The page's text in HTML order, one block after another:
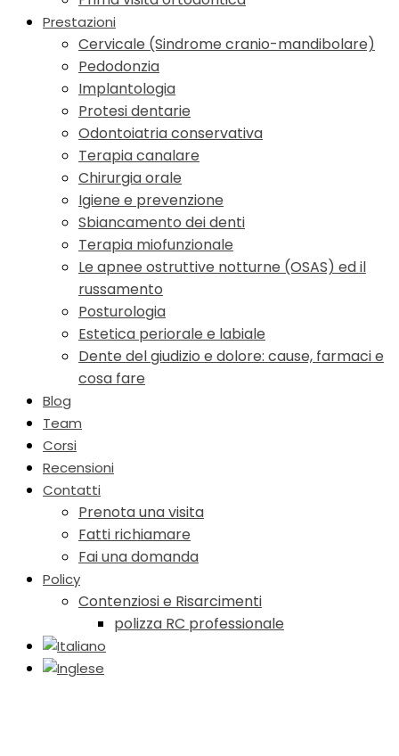
Prestazioni
Cervicale (Sindrome cranio-mandibolare)
Pedodonzia
Implantologia
Protesi dentarie
Odontoiatria conservativa
Terapia canalare
Chirurgia orale
Igiene e prevenzione
Sbiancamento dei denti
Terapia miofunzionale
Le apnee ostruttive notturne (OSAS) ed il
russamento
Posturologia
Estetica periorale e labiale
Dente del giudizio e dolore: cause, farmaci e
cosa fare
Blog
Team
Corsi
Recensioni
Contatti
Prenota una visita
Fatti richiamare
Fai una domanda
Policy
Contenziosi e Risarcimenti
polizza RC professionale